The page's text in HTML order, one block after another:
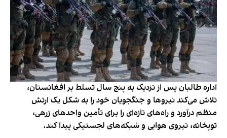
اداره طالبان پس از نزدیک به پنج سال تسلط بر افغانستان،
تلاش می‌کند نیروها و جنگجویان خود را به شکل یک ارتش
منظم درآورد و راه‌های تازه‌ای را برای تأمین واحدهای زرهی،
توپخانه، نیروی هوایی و شبکه‌های لجستیکی پیدا کند.